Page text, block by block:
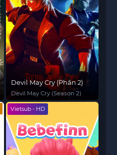
Devil May Cry (Phần 2)
Devil May Cry (Season 2)
Vietsub - HD